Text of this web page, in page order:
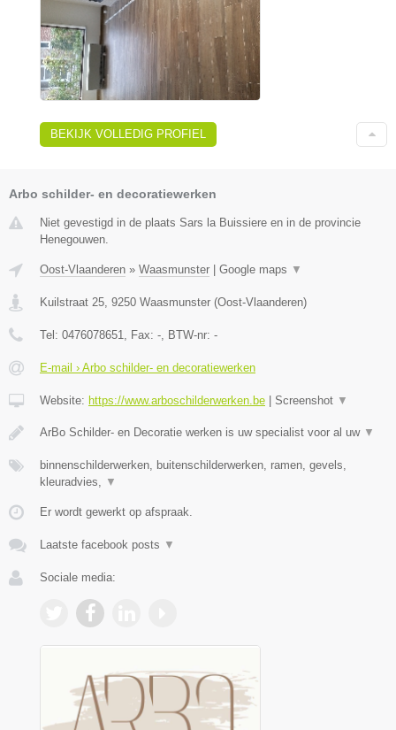
BEKIJK VOLLEDIG PROFIEL
Arbo schilder- en decoratiewerken
Niet gevestigd in de plaats Sars la Buissiere en in de provincie
Henegouwen.
Oost-Vlaanderen » Waasmunster Google maps ▼
Kuilstraat 25 9250 Waasmunster (Oost-Vlaanderen)
Tel: 0476078651 , Fax: - , BTW-nr: -
E-mail › Arbo schilder- en decoratiewerken
Website: https://www.arboschilderwerken.be Screenshot ▼
ArBo Schilder- en Decoratie werken is uw specialist voor al uw ▼
binnenschilderwerken, buitenschilderwerken, ramen, gevels,
kleuradvies,
▼
Er wordt gewerkt op afspraak.
Laatste facebook posts ▼
Sociale media: